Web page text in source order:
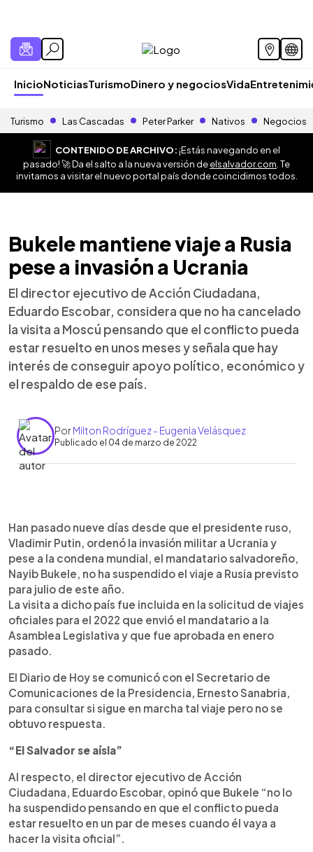
InicioNoticiasTurismoDinero y negociosVida
Turismo Las Cascadas Peter Parker Nativos Negocios
CONTENIDO DE ARCHIVO:¡Estás navegando en el
pasado! 🚀 Da el salto a la nueva versión deelsalvador.com . Te
invitamos a visitar el nuevo portal país donde coincidimos todos.
Bukele mantiene viaje a Rusia
pese a invasión a Ucrania
El director ejecutivo de Acción Ciudadana,
Eduardo Escobar, considera que no ha cancelado
la visita a Moscú pensando que el conflicto pueda
estar resuelto en unos meses y señala que hay
interés de conseguir apoyo político, económico y
el respaldo de ese país.
PorMilton Rodríguez - Eugenia Velásquez
Publicado el 04 de marzo de 2022
Escuchar artículo
Han pasado nueve días desde que el presidente ruso,
Vladimir Putin, ordenó la invasión militar a Ucrania y
pese a la condena mundial, el mandatario salvadoreño,
Nayib Bukele, no ha suspendido el viaje a Rusia previsto
para julio de este año.
La visita a dicho país fue incluida en la solicitud de viajes
oficiales para el 2022 que envió el mandatario a la
Asamblea Legislativa y que fue aprobada en enero
pasado.
El Diario de Hoy se comunicó con el Secretario de
Comunicaciones de la Presidencia, Ernesto Sanabria,
para consultar si sigue en marcha tal viaje pero no se
obtuvo respuesta.
“El Salvador se aísla”
Al respecto, el director ejecutivo de Acción
Ciudadana, Eduardo Escobar, opinó que Bukele “no lo
ha suspendido pensando en que el conflicto pueda
estar resuelto en un par de meses cuando él vaya a
hacer la visita oficial”.